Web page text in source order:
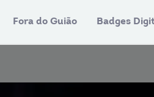
Fora do Guião Badges